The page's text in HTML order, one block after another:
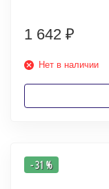
1 642 ₽
Нет в наличии
- 31 %